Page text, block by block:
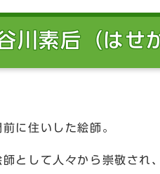
川素后（はせ
に住いした絵師。
師として人々から崇敬さ